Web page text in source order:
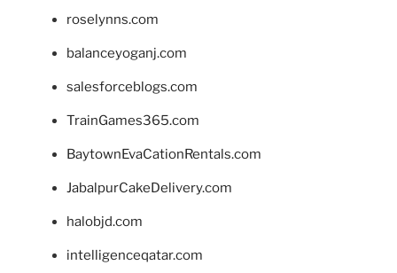
roselynns.com
balanceyoganj.com
salesforceblogs.com
TrainGames365.com
BaytownEvaCationRentals.com
JabalpurCakeDelivery.com
halobjd.com
intelligenceqatar.com